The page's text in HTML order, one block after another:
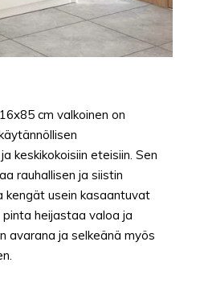
cm valkoinen on
keskikokoisiin eteisiin. Sen
rauhallisen ja siistin
kengät usein kasaantuvat
pinta heijastaa valoa ja
avarana ja selkeänä myös